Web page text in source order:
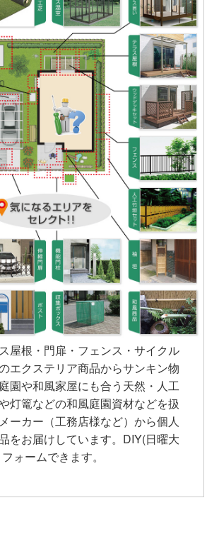
屋根・門扉・フェンス・サイクル
エクステリア商品からサンキン物
園や和風家屋にも合う天然・人工
灯篭などの和風庭園資材などを扱
ーカー（工務店様など）から個人
をお届けしています。DIY(日曜大
ォームできます。